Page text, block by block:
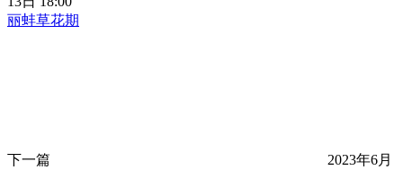
丽蚌草花期
下一篇
2023年6月